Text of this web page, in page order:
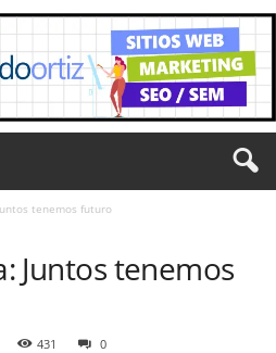
tenemos futuro
Juntos tenemos
431 0